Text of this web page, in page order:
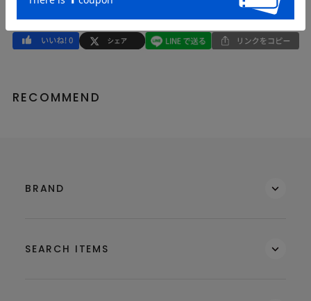
RECOMMEND
BRAND
SEARCH ITEMS